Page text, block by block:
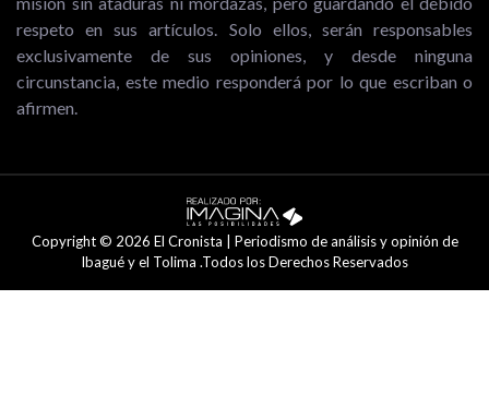
respeto en sus artículos. Solo ellos, serán responsables
exclusivamente de sus opiniones, y desde ninguna
circunstancia, este medio responderá por lo que escriban o
afirmen.
Copyright © 2026 El Cronista | Periodismo de análisis y opinión de
Ibagué y el Tolima .Todos los Derechos Reservados